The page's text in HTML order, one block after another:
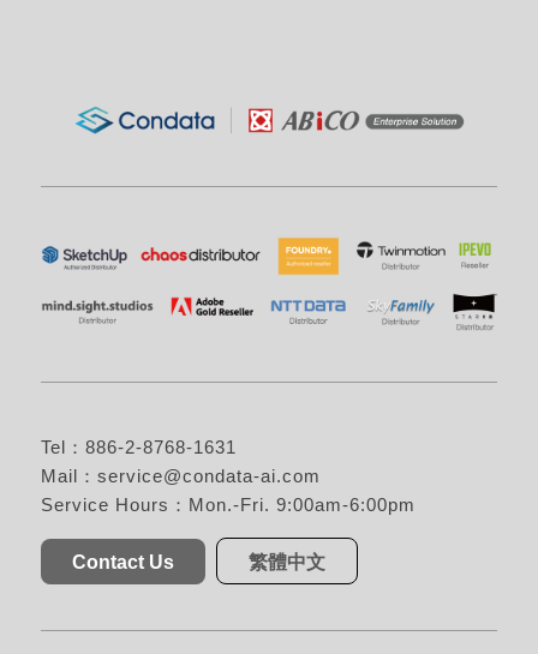
Tel：886-2-8768-1631
Mail： service@condata-ai.com
Service Hours：Mon.-Fri. 9:00am-6:00pm
Contact Us 繁體中文